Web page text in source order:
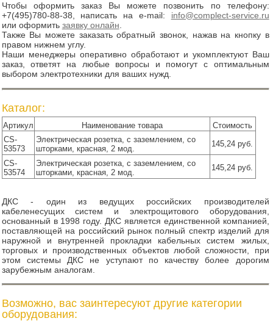
Чтобы оформить заказ Вы можете позвонить по телефону:
+7(495)780-88-38, написать на e-mail: info@complect-service.ru
или оформить заявку онлайн.
Также Вы можете заказать обратный звонок, нажав на кнопку в
правом нижнем углу.
Наши менеджеры оперативно обработают и укомплектуют Ваш
заказ, ответят на любые вопросы и помогут с оптимальным
выбором электротехники для ваших нужд.
Каталог:
Артикул Наименование товара
Стоимость
CS-
53573
Электрическая розетка, с заземлением, со
шторками, красная, 2 мод.
145,24 руб.
CS-
53574
Электрическая розетка, с заземлением, со
шторками, красная, 2 мод.
145,24 руб.
ДКС - один из ведущих российских производителей
кабеленесущих систем и электрощитового оборудования,
основанный в 1998 году. ДКС является единственной компанией,
поставляющей на российский рынок полный спектр изделий для
наружной и внутренней прокладки кабельных систем жилых,
торговых и производственных объектов любой сложности, при
этом системы ДКС не уступают по качеству более дорогим
зарубежным аналогам.
Возможно, вас заинтересуют другие категории
оборудования: